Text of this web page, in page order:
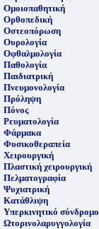
Ομοιοπαθητική
Ορθοπεδική
Οστεοπόρωση
Ουρολογία
Οφθαλμολογία
Παθολογία
Παιδιατρική
Πνευμονολογία
Πρόληψη
Πόνος
Ρευματολογία
Φάρμακα
Φυσικοθεραπεία
Χειρουργική
Πλαστική χειρουργική
Πελματογραφία
Ψυχιατρική
Κατάθλιψη
Υπερκινητικό σύνδρομο
Ωτορινολαρυγγολογία